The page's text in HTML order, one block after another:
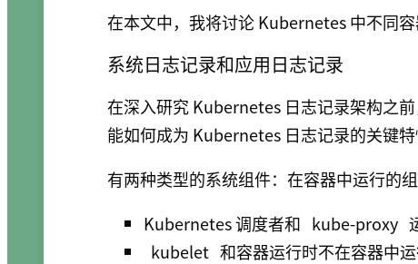
在本文中，我将讨论 Kubernetes 中不同容
系统日志记录和应用日志记录
在深入研究 Kubernetes 日志记录架构之
能如何成为 Kubernetes 日志记录的关键特
有两种类型的系统组件：在容器中运行的
Kubernetes 调度者和 kube-proxy
kubelet 和容器运行时不在容器中运